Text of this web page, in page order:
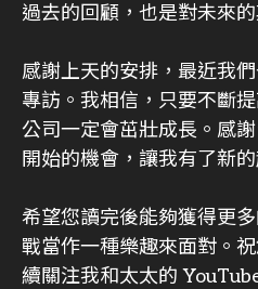
過去的回顧，也是對未來的
感謝上天的安排，最近我
專訪。我相信，只要不斷
公司一定會茁壯成長。感
開始的機會，讓我有了新的
希望您讀完後能夠獲得更
戰當作一種樂趣來面對。
續關注我和太太的